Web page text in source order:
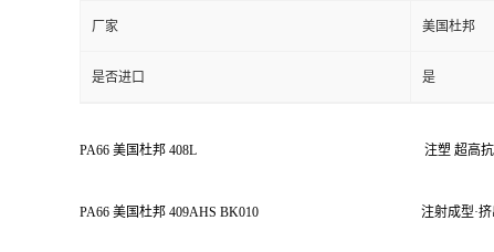
厂家 美国杜邦
是否进口 是
PA66 美国杜邦 408L 注塑 超高
PA66 美国杜邦 409AHS BK010 注射成型·